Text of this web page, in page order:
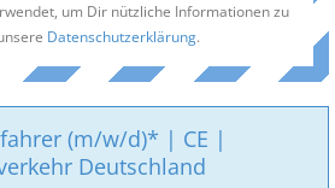
um Dir nützliche Informationen zu
Datenschutzerklärung.
(m/w/d)* | CE |
Deutschland